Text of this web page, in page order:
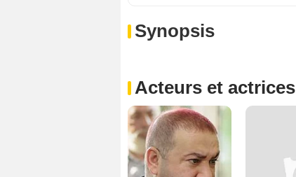
Synopsis
Acteurs et actrices